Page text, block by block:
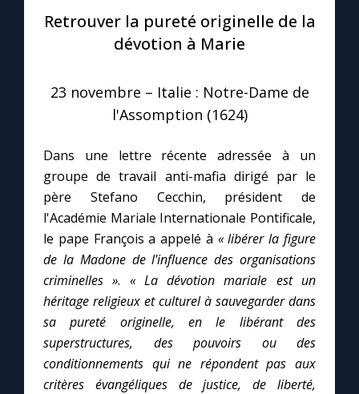
Le compte Tiktok
Le magazine
Questions-réponses
Prier au quotidien
Avec Thérèse de Lisieux
L'Évangile chaque jour
Les premiers samedis du mois
Retrouver la pureté originelle de la
dévotion à Marie
23 novembre – Italie : Notre-Dame de
l'Assomption (1624)
Dans une lettre récente adressée à un
groupe de travail anti-mafia dirigé par le
père Stefano Cecchin, président de
l'Académie Mariale Internationale Pontificale,
le pape François a appelé à « libérer la figure
de la Madone de l'influence des organisations
criminelles ». « La dévotion mariale est un
héritage religieux et culturel à sauvegarder dans
sa pureté originelle, en le libérant des
superstructures, des pouvoirs ou des
conditionnements qui ne répondent pas aux
critères évangéliques de justice, de liberté,